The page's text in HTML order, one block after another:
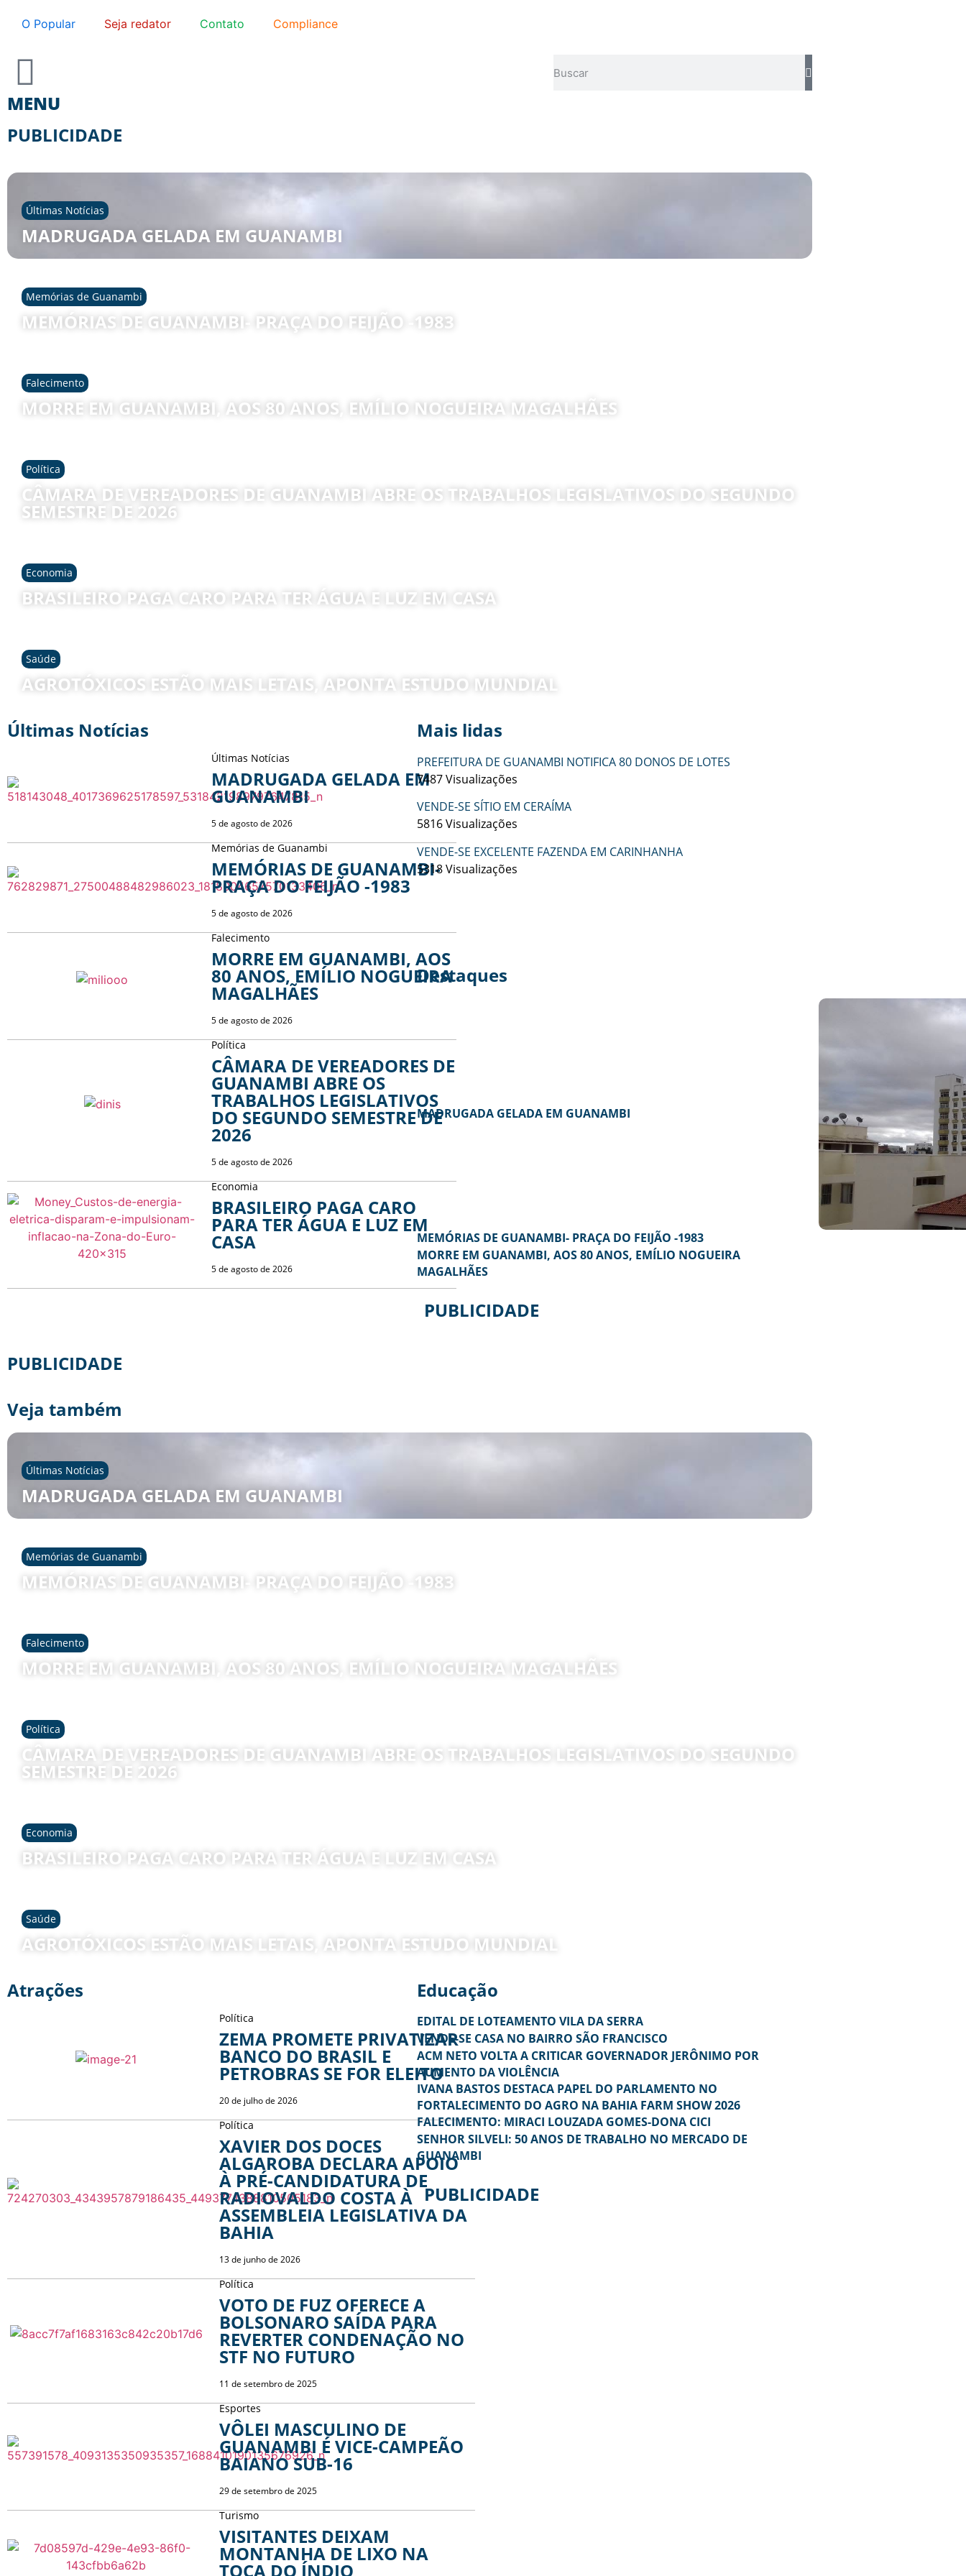
O Popular Seja redator Contato Compliance
MENU
PUBLICIDADE
Últimas Notícias
MADRUGADA GELADA EM GUANAMBI
Memórias de Guanambi
MEMÓRIAS DE GUANAMBI- PRAÇA DO FEIJÃO -1983
Falecimento
MORRE EM GUANAMBI, AOS 80 ANOS, EMÍLIO NOGUEIRA MAGALHÃES
Política
CÂMARA DE VEREADORES DE GUANAMBI ABRE OS TRABALHOS LEGISLATIVOS DO SEGUNDO
SEMESTRE DE 2026
Economia
BRASILEIRO PAGA CARO PARA TER ÁGUA E LUZ EM CASA
Saúde
AGROTÓXICOS ESTÃO MAIS LETAIS, APONTA ESTUDO MUNDIAL
Últimas Notícias
Últimas Notícias
MADRUGADA GELADA EM
GUANAMBI
5 de agosto de 2026
Memórias de Guanambi
MEMÓRIAS DE GUANAMBI-
PRAÇA DO FEIJÃO -1983
5 de agosto de 2026
Falecimento
MORRE EM GUANAMBI, AOS
80 ANOS, EMÍLIO NOGUEIRA
MAGALHÃES
5 de agosto de 2026
Política
CÂMARA DE VEREADORES DE
GUANAMBI ABRE OS
TRABALHOS LEGISLATIVOS
DO SEGUNDO SEMESTRE DE
2026
5 de agosto de 2026
Economia
BRASILEIRO PAGA CARO
PARA TER ÁGUA E LUZ EM
CASA
5 de agosto de 2026
Mais lidas
PREFEITURA DE GUANAMBI NOTIFICA 80 DONOS DE LOTES
7487 Visualizações
VENDE-SE SÍTIO EM CERAÍMA
5816 Visualizações
VENDE-SE EXCELENTE FAZENDA EM CARINHANHA
5318 Visualizações
Destaques
MADRUGADA GELADA EM GUANAMBI
MEMÓRIAS DE GUANAMBI- PRAÇA DO FEIJÃO -1983
MORRE EM GUANAMBI, AOS 80 ANOS, EMÍLIO NOGUEIRA
MAGALHÃES
PUBLICIDADE
PUBLICIDADE
Veja também
Últimas Notícias
MADRUGADA GELADA EM GUANAMBI
Memórias de Guanambi
MEMÓRIAS DE GUANAMBI- PRAÇA DO FEIJÃO -1983
Falecimento
MORRE EM GUANAMBI, AOS 80 ANOS, EMÍLIO NOGUEIRA MAGALHÃES
Política
CÂMARA DE VEREADORES DE GUANAMBI ABRE OS TRABALHOS LEGISLATIVOS DO SEGUNDO
SEMESTRE DE 2026
Economia
BRASILEIRO PAGA CARO PARA TER ÁGUA E LUZ EM CASA
Saúde
AGROTÓXICOS ESTÃO MAIS LETAIS, APONTA ESTUDO MUNDIAL
Atrações
Política
ZEMA PROMETE PRIVATIZAR
BANCO DO BRASIL E
PETROBRAS SE FOR ELEITO
20 de julho de 2026
Política
XAVIER DOS DOCES
ALGAROBA DECLARA APOIO
À PRÉ-CANDIDATURA DE
RADIOVALDO COSTA À
ASSEMBLEIA LEGISLATIVA DA
BAHIA
13 de junho de 2026
Política
VOTO DE FUZ OFERECE A
BOLSONARO SAÍDA PARA
REVERTER CONDENAÇÃO NO
STF NO FUTURO
11 de setembro de 2025
Esportes
VÔLEI MASCULINO DE
GUANAMBI É VICE-CAMPEÃO
BAIANO SUB-16
29 de setembro de 2025
Turismo
VISITANTES DEIXAM
MONTANHA DE LIXO NA
TOCA DO ÍNDIO
Educação
EDITAL DE LOTEAMENTO VILA DA SERRA
VENDE-SE CASA NO BAIRRO SÃO FRANCISCO
ACM NETO VOLTA A CRITICAR GOVERNADOR JERÔNIMO POR
AUMENTO DA VIOLÊNCIA
IVANA BASTOS DESTACA PAPEL DO PARLAMENTO NO
FORTALECIMENTO DO AGRO NA BAHIA FARM SHOW 2026
FALECIMENTO: MIRACI LOUZADA GOMES-DONA CICI
SENHOR SILVELI: 50 ANOS DE TRABALHO NO MERCADO DE
GUANAMBI
PUBLICIDADE